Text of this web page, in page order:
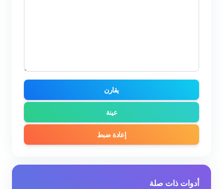
يقارن
عينة
إعادة ضبط
أدوات ذات صلة